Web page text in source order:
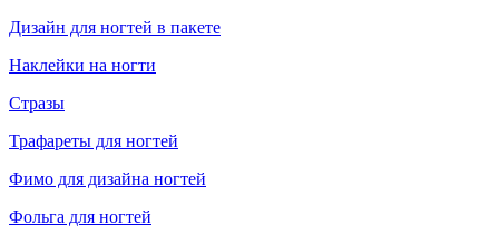
Дизайн для ногтей в пакете
Наклейки на ногти
Стразы
Трафареты для ногтей
Фимо для дизайна ногтей
Фольга для ногтей